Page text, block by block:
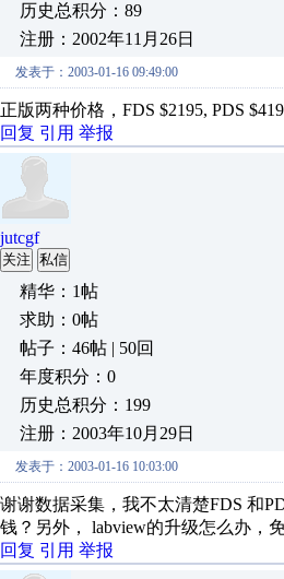
历史总积分：89
注册：2002年11月26日
发表于：2003-01-16 09:49:00
正版两种价格，FDS $2195, PDS
回复 引用 举报
jutcgf
关注 私信
精华：1帖
求助：0帖
帖子：46帖 | 50回
年度积分：0
历史总积分：199
注册：2003年10月29日
发表于：2003-01-16 10:03:00
谢谢数据采集，我不太清楚FDS 和
钱？另外， labview的升级怎么办，
回复 引用 举报